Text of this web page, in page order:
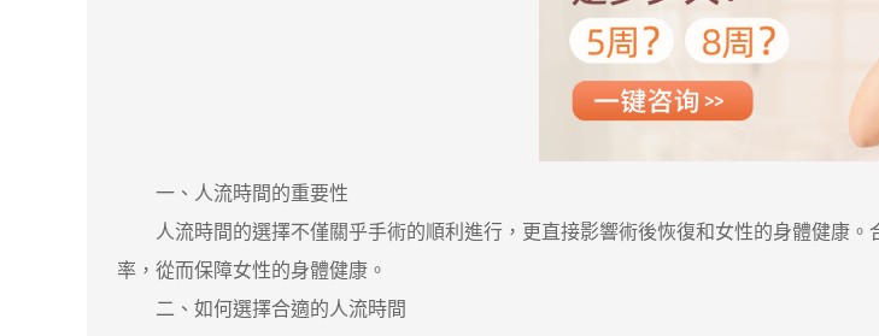
一、人流時間的重要性
人流時間的選擇不僅關乎手術的順利進行，更直接影響術後恢復和女性的身體健康。
率，從而保障女性的身體健康。
二、如何選擇合適的人流時間